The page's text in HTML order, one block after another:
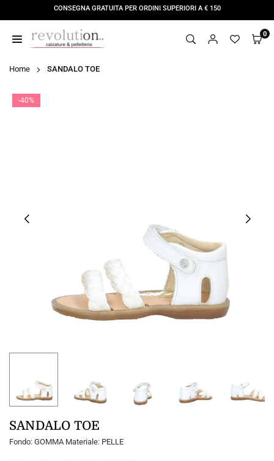
al
contenuto
CONSEGNA GRATUITA PER ORDINI SUPERIORI A € 150
STORE
0
Home SANDALO TOE
-40%
SANDALO TOE
Fondo: GOMMA Materiale: PELLE